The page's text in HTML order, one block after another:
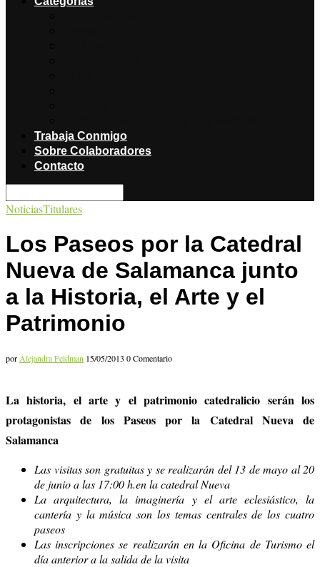
Trabaja Conmigo
Sobre Colaboradores
Contacto
NoticiasTitulares
Los Paseos por la Catedral
Nueva de Salamanca junto
a la Historia, el Arte y el
Patrimonio
por Alejandra Feldman 15/05/2013 0 Comentario
La historia, el arte y el patrimonio catedralicio serán los
protagonistas de los Paseos por la Catedral Nueva de
Salamanca
Las visitas son gratuitas y se realizarán del 13 de mayo al 20
de junio a las 17:00 h.en la catedral Nueva
La arquitectura, la imaginería y el arte eclesiástico, la
cantería y la música son los temas centrales de los cuatro
paseos
Las inscripciones se realizarán en la Oficina de Turismo el
día anterior a la salida de la visita